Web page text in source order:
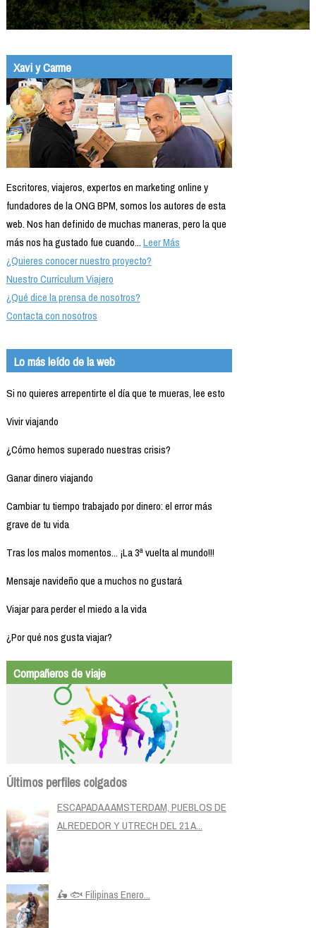
Xavi y Carme
Escritores, viajeros, expertos en marketing online y
fundadores de la ONG BPM, somos los autores de esta
web. Nos han definido de muchas maneras, pero la que
más nos ha gustado fue cuando...Leer Más
¿Quieres conocer nuestro proyecto?
Nuestro Currículum Viajero
¿Qué dice la prensa de nosotros?
Contacta con nosotros
Lo más leído de la web
Si no quieres arrepentirte el día que te mueras, lee esto
Vivir viajando
¿Cómo hemos superado nuestras crisis?
Ganar dinero viajando
Cambiar tu tiempo trabajado por dinero: el error más
grave de tu vida
Tras los malos momentos... ¡La 3ª vuelta al mundo!!!
Mensaje navideño que a muchos no gustará
Viajar para perder el miedo a la vida
¿Por qué nos gusta viajar?
Compañeros de viaje
Últimos perfiles colgados
ESCAPADA A AMSTERDAM, PUEBLOS DE
ALREDEDOR Y UTRECH DEL 21 A...
🛵 🐟 Filipinas Enero...